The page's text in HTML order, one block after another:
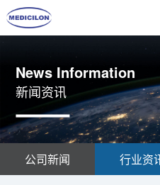
News Information
新闻资讯
公司新闻 行业资